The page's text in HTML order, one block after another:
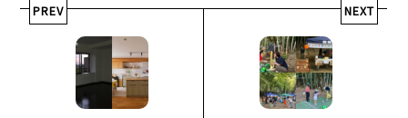
PREV NEXT